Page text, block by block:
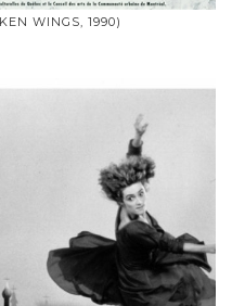
WINGS, 1990)